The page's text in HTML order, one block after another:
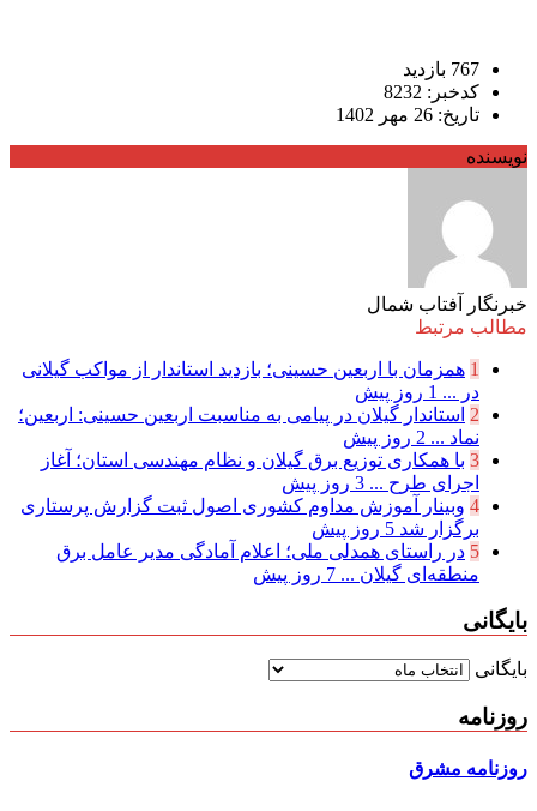
767 بازدید
کدخبر: 8232
تاریخ: 26 مهر 1402
نویسنده
خبرنگار آفتاب شمال
مطالب مرتبط
1 همزمان با اربعین حسینی؛ بازدید استاندار از مواکب گیلانی
در ... 1 روز پیش
2 استاندار گیلان در پیامی به مناسبت اربعین حسینی: اربعین؛
نماد ... 2 روز پیش
3 با همکاری توزیع برق گیلان و نظام مهندسی استان؛ آغاز
اجرای طرح ... 3 روز پیش
4 وبینار آموزش مداوم کشوری اصول ثبت گزارش پرستاری
برگزار شد 5 روز پیش
5 در راستای همدلی ملی؛ اعلام آمادگی مدیر عامل برق
منطقه‌ای گیلان ... 7 روز پیش
بایگانی
بایگانی
روزنامه
روزنامه مشرق